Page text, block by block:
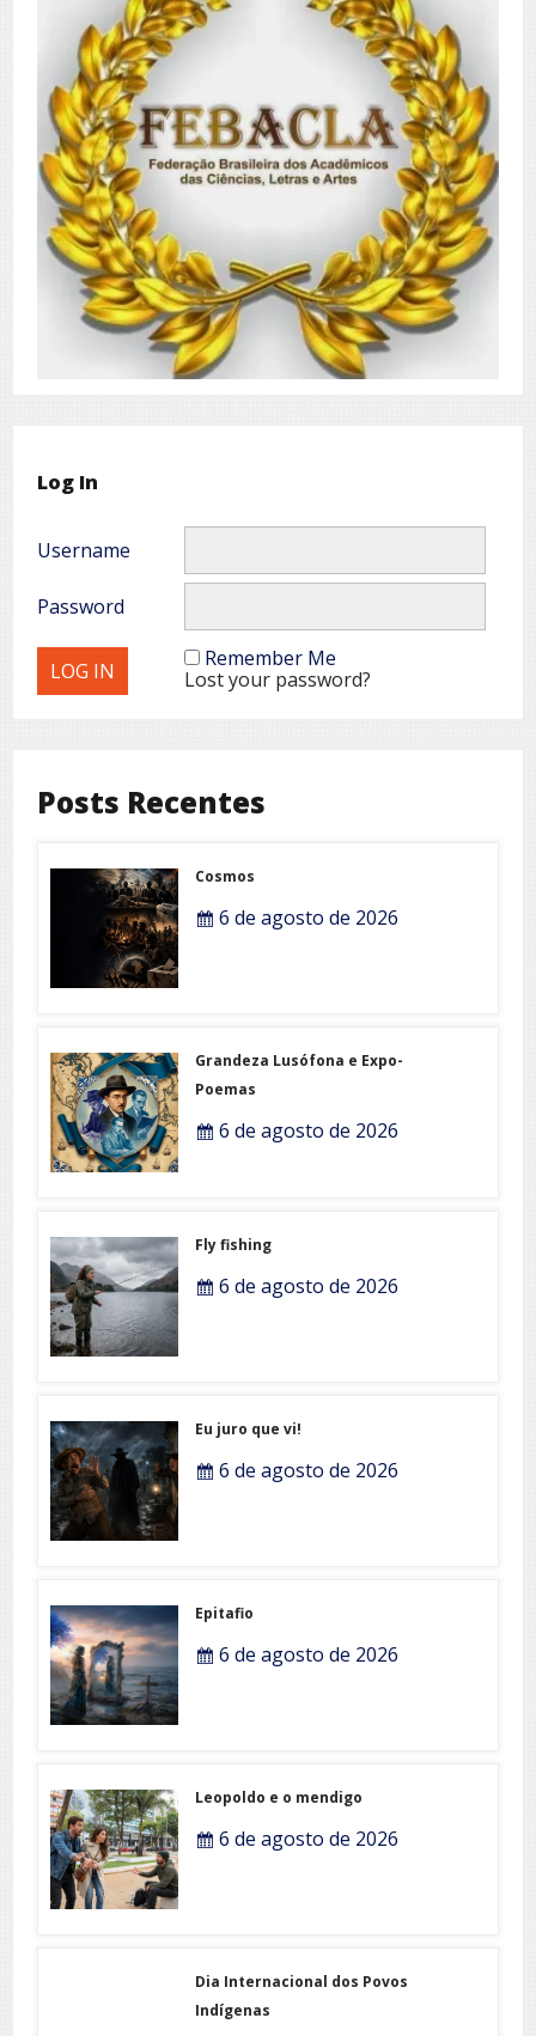
Log In
Username
Password
Remember Me
Lost your password?
Posts Recentes
Cosmos
6 de agosto de 2026
Grandeza Lusófona e Expo-
Poemas
6 de agosto de 2026
Fly fishing
6 de agosto de 2026
Eu juro que vi!
6 de agosto de 2026
Epitafio
6 de agosto de 2026
Leopoldo e o mendigo
6 de agosto de 2026
Dia Internacional dos Povos
Indígenas